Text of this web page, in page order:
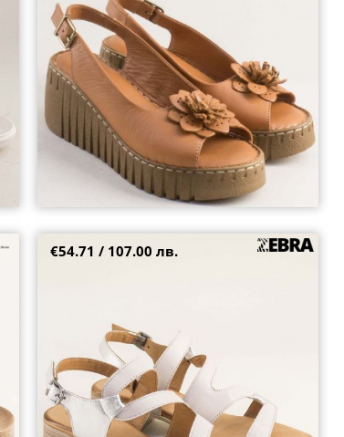
Дамски сандали на ток в сребърна кожа с
€54.71 / 107.00 лв.